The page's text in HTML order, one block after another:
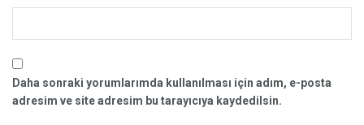
Daha sonraki yorumlarımda kullanılması için adım, e-posta
adresim ve site adresim bu tarayıcıya kaydedilsin.